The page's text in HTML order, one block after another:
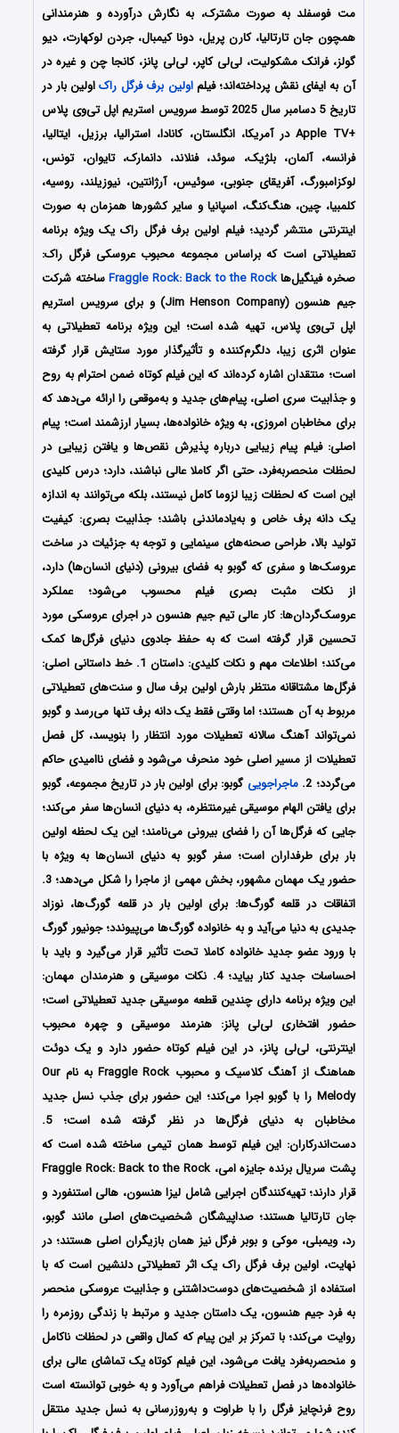
مت فوسفلد به صورت مشترک، به نگارش درآورده و هنرمندانی
همچونجان تارتالیا، کارن پریل، دونا کیمبال، جردن لوکهارت، دیو
گولز، فرانک مشکولیت، لی‌لی کاپر، لی‌لی پانز، کانجا چن و غیره در
آن به ایفای نقش پرداخته‌اند؛ فیلماولین برف فرگل راکاولین بار در
تاریخ 5 دسامبر سال 2025 توسط سرویس استریم اپل تی‌وی پلاس
+Apple TV
در آمریکا، انگلستان، کانادا، استرالیا، برزیل، ایتالیا،
فرانسه، آلمان، بلژیک، سوئد، فنلاند، دانمارک، تایوان، تونس،
لوکزامبورگ، آفریقای جنوبی، سوئیس، آرژانتین، نیوزیلند، روسیه،
کلمبیا، چین، هنگ‌کنگ، اسپانیا و سایر کشورها همزمان به صورت
اینترنتی منتشر گردید؛فیلم اولین برف فرگل راک یک ویژه برنامه
تعطیلاتی است که براساس مجموعه محبوب عروسکی فرگل راک:
صخره فینگیل‌هاFraggle Rock: Back to the Rockساخته شرکت
جیم هنسون (Jim Henson Company) و برای سرویس استریم
اپل تی‌وی پلاس، تهیه شده است؛ این ویژه برنامه تعطیلاتی به
عنوان اثری زیبا، دلگرم‌کننده و تأثیرگذار مورد ستایش قرار گرفته
است؛ منتقدان اشاره کرده‌اند که این فیلم کوتاه ضمن احترام به روح
و جذابیت سری اصلی، پیام‌های جدید و به‌موقعی را ارائه می‌دهد که
برای مخاطبان امروزی، به ویژه خانواده‌ها، بسیار ارزشمند است؛ پیام
اصلی: فیلم پیام زیبایی درباره پذیرش نقص‌ها و یافتن زیبایی در
لحظات منحصربه‌فرد، حتی اگر کاملا عالی نباشند، دارد؛ درس کلیدی
این است که لحظات زیبا لزوما کامل نیستند، بلکه می‌توانند به اندازه
یک دانه برف خاص و به‌یادماندنی باشند؛ جذابیت بصری: کیفیت
تولید بالا، طراحی صحنه‌های سینمایی و توجه به جزئیات در ساخت
عروسک‌ها و سفری که گوبو به فضای بیرونی (دنیای انسان‌ها) دارد،
از نکات مثبت بصری فیلم محسوب می‌شود؛ عملکرد
عروسک‌گردان‌ها: کار عالی تیم جیم هنسون در اجرای عروسکی مورد
تحسین قرار گرفته است که به حفظ جادوی دنیای فرگل‌ها کمک
می‌کند؛ اطلاعات مهم و نکات کلیدی: داستان 1. خط داستانی اصلی:
فرگل‌ها مشتاقانه منتظر بارش اولین برف سال و سنت‌های تعطیلاتی
مربوط به آن هستند؛ اما وقتی فقط یک دانه برف تنها می‌رسد و گوبو
نمی‌تواند آهنگ سالانه تعطیلات مورد انتظار را بنویسد، کل فصل
تعطیلات از مسیر اصلی خود منحرف می‌شود و فضای ناامیدی حاکم
می‌گردد؛ 2.
ماجراجوییگوبو: برای اولین بار در تاریخ مجموعه، گوبو
برای یافتن الهام موسیقی غیرمنتظره، به دنیای انسان‌ها سفر می‌کند؛
جایی که فرگل‌ها آن را فضای بیرونی می‌نامند؛ این یک لحظه اولین
بار برای طرفداران است؛ سفر گوبو به دنیای انسان‌ها به ویژه با
حضور یک مهمان مشهور، بخش مهمی از ماجرا را شکل می‌دهد؛ 3.
اتفاقات در قلعه گورگ‌ها: برای اولین بار در قلعه گورگ‌ها، نوزاد
جدیدی به دنیا می‌آید و به خانواده گورگ‌ها می‌پیوندد؛ جونیور گورگ
با ورود عضو جدید خانواده کاملا تحت تأثیر قرار می‌گیرد و باید با
احساسات جدید کنار بیاید؛ 4. نکات موسیقی و هنرمندان مهمان:
این ویژه برنامه دارای چندین قطعه موسیقی جدید تعطیلاتی است؛
حضور افتخاری لی‌لی پانز: هنرمند موسیقی و چهره محبوب
اینترنتی، لی‌لی پانز، در این فیلم کوتاه حضور دارد و یک دوئت
هماهنگ از آهنگ کلاسیک و محبوب Fraggle Rock به نام Our
Melody را با گوبو اجرا می‌کند؛ این حضور برای جذب نسل جدید
مخاطبان به دنیای فرگل‌ها در نظر گرفته شده است؛ 5.
دست‌اندرکاران: این فیلم توسط همان تیمی ساخته شده است که
پشت سریال برنده جایزه امی، Fraggle Rock: Back to the Rock
قرار دارند؛ تهیه‌کنندگان اجرایی شامل لیزا هنسون، هالی استنفورد و
جان تارتالیا هستند؛ صداپیشگان شخصیت‌های اصلی مانند گوبو،
رد، ویمبلی، موکی و بوبر فرگل نیز همان بازیگران اصلی هستند؛ در
نهایت، اولین برف فرگل راک یک اثر تعطیلاتی دلنشین است که با
استفاده از شخصیت‌های دوست‌داشتنی و جذابیت عروسکی منحصر
به فرد جیم هنسون، یک داستان جدید و مرتبط با زندگی روزمره را
روایت می‌کند؛ با تمرکز بر این پیام که کمال واقعی در لحظات ناکامل
و منحصربه‌فرد یافت می‌شود، این فیلم کوتاه یک تماشای عالی برای
خانواده‌ها در فصل تعطیلات فراهم می‌آورد و به خوبی توانسته است
روح فرنچایز فرگل را با طراوت و به‌روزرسانی به نسل جدید منتقل